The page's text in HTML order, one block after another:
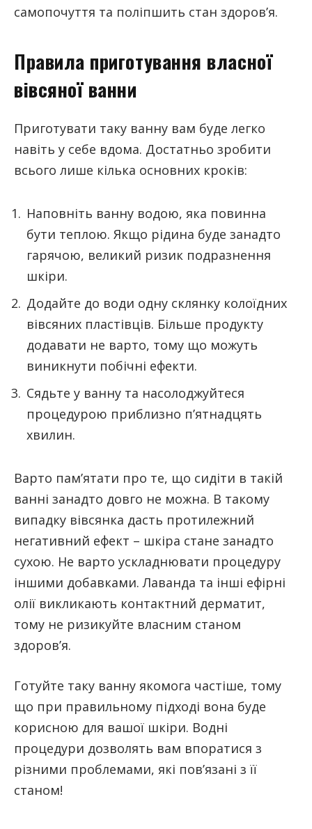
самопочуття та поліпшить стан здоров’я.
Правила приготування власної
вівсяної ванни
Приготувати таку ванну вам буде легко
навіть у себе вдома. Достатньо зробити
всього лише кілька основних кроків:
Наповніть ванну водою, яка повинна
бути теплою. Якщо рідина буде занадто
гарячою, великий ризик подразнення
шкіри.
Додайте до води одну склянку колоїдних
вівсяних пластівців. Більше продукту
додавати не варто, тому що можуть
виникнути побічні ефекти.
Сядьте у ванну та насолоджуйтеся
процедурою приблизно п’ятнадцять
хвилин.
Варто пам’ятати про те, що сидіти в такій
ванні занадто довго не можна. В такому
випадку вівсянка дасть протилежний
негативний ефект – шкіра стане занадто
сухою. Не варто ускладнювати процедуру
іншими добавками. Лаванда та інші ефірні
олії викликають контактний дерматит,
тому не ризикуйте власним станом
здоров’я.
Готуйте таку ванну якомога частіше, тому
що при правильному підході вона буде
корисною для вашої шкіри. Водні
процедури дозволять вам впоратися з
різними проблемами, які пов’язані з її
станом!